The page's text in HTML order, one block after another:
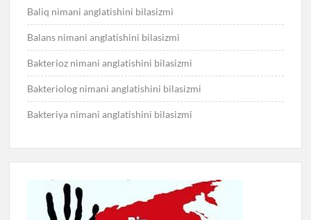
Baliq nimani anglatishini bilasizmi
Balans nimani anglatishini bilasizmi
Bakterioz nimani anglatishini bilasizmi
Bakteriolog nimani anglatishini bilasizmi
Bakteriya nimani anglatishini bilasizmi